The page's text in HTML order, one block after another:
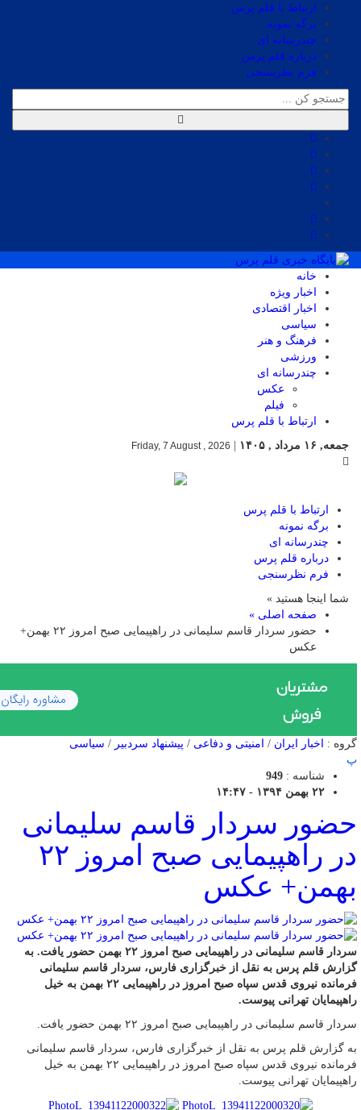
ارتباط با قلم پرس
برگه نمونه
چندرسانه ای
درباره قلم پرس
فرم نظرسنجی
خانه
اخبار ویژه
اخبار اقتصادی
سیاسی
فرهنگ و هنر
ورزشی
چندرسانه ای
عکس
فیلم
ارتباط با قلم پرس
جمعه, ۱۶ مرداد , ۱۴۰۵
Friday, 7 August , 2026
ارتباط با قلم پرس
برگه نمونه
چندرسانه ای
درباره قلم پرس
فرم نظرسنجی
شما اینجا هستید »
صفحه اصلی »
حضور سردار قاسم سلیمانی در راهپیمایی صبح امروز ۲۲ بهمن+
عکس
گروه : اخبار ایران / امنیتی و دفاعی / پیشنهاد سردبیر / سیاسی
پ
شناسه : 949
۲۲ بهمن ۱۳۹۴ - ۱۴:۴۷
حضور سردار قاسم سلیمانی
در راهپیمایی صبح امروز ۲۲
بهمن+ عکس
سردار قاسم سلیمانی در راهپیمایی صبح امروز ۲۲ بهمن حضور یافت. به
گزارش قلم پرس به نقل از خبرگزاری فارس، سردار قاسم سلیمانی
فرمانده نیروی قدس سپاه صبح امروز در راهپیمایی ۲۲ بهمن به خیل
راهپیمایان تهرانی پیوست.
سردار قاسم سلیمانی در راهپیمایی صبح امروز ۲۲ بهمن حضور یافت.
به گزارش قلم پرس به نقل از خبرگزاری فارس، سردار قاسم سلیمانی
فرمانده نیروی قدس سپاه صبح امروز در راهپیمایی ۲۲ بهمن به خیل
راهپیمایان تهرانی پیوست.